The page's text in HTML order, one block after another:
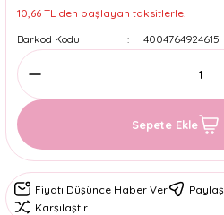
10,66 TL den başlayan taksitlerle!
Barkod Kodu
4004764924615
Sepete Ekle
Fiyatı Düşünce Haber Ver Paylaş
Karşılaştır